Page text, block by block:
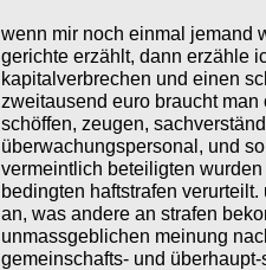
wenn mir noch einmal jemand
gerichte erzählt, dann erzähle
kapitalverbrechen und einen
zweitausend euro braucht
schöffen, zeugen,
überwachungspersonal, und
vermeintlich beteiligten
bedingten haftstrafen
an, was andere an strafen
unmassgeblichen meinung
gemeinschafts- und